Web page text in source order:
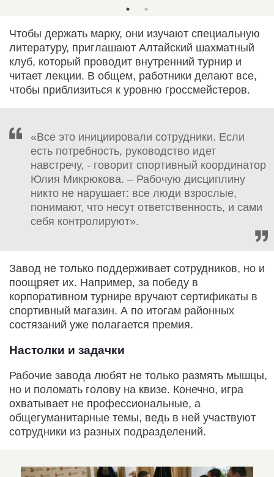
Чтобы держать марку, они изучают специальную
литературу, приглашают Алтайский шахматный
клуб, который проводит внутренний турнир и
читает лекции. В общем, работники делают все,
чтобы приблизиться к уровню гроссмейстеров.
«Все это инициировали сотрудники. Если
есть потребность, руководство идет
навстречу, - говорит спортивный координатор
Юлия Микрюкова. – Рабочую дисциплину
никто не нарушает: все люди взрослые,
понимают, что несут ответственность, и сами
себя контролируют».
Завод не только поддерживает сотрудников, но и
поощряет их. Например, за победу в
корпоративном турнире вручают сертификаты в
спортивный магазин. А по итогам районных
состязаний уже полагается премия.
Настолки и задачки
Рабочие завода любят не только размять мышцы,
но и поломать голову на квизе. Конечно, игра
охватывает не профессиональные, а
общегуманитарные темы, ведь в ней участвуют
сотрудники из разных подразделений.